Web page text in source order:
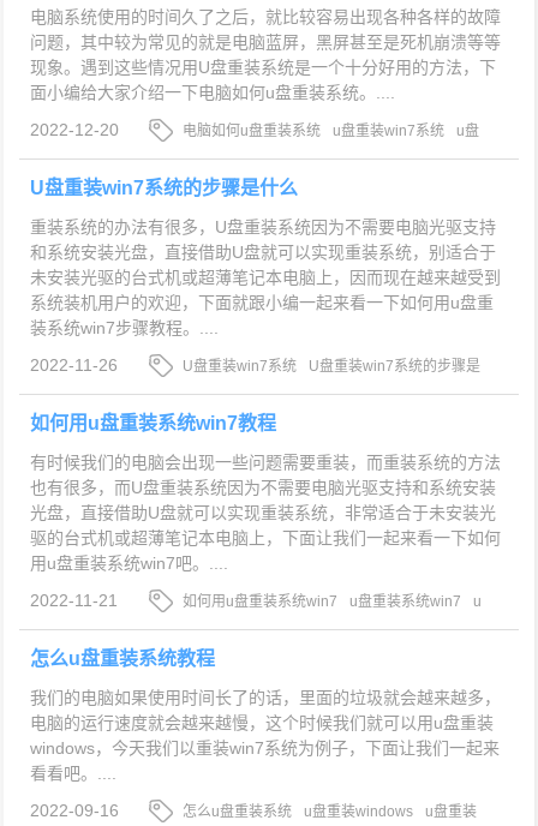
电脑系统使用的时间久了之后，就比较容易出现各种各样的故障
问题，其中较为常见的就是电脑蓝屏，黑屏甚至是死机崩溃等等
现象。遇到这些情况用U盘重装系统是一个十分好用的方法，下
面小编给大家介绍一下电脑如何u盘重装系统。....
2022-12-20
电脑如何u盘重装系统 u盘重装win7系统
u盘
重装win7系统教程
U盘重装win7系统的步骤是什么
重装系统的办法有很多，U盘重装系统因为不需要电脑光驱支持
和系统安装光盘，直接借助U盘就可以实现重装系统，别适合于
未安装光驱的台式机或超薄笔记本电脑上，因而现在越来越受到
系统装机用户的欢迎，下面就跟小编一起来看一下如何用u盘重
装系统win7步骤教程。....
2022-11-26
U盘重装win7系统
U盘重装win7系统的步骤是
什么
U盘重装win7系 统的具体操作
如何用u盘重装系统win7教程
有时候我们的电脑会出现一些问题需要重装，而重装系统的方法
也有很多，而U盘重装系统因为不需要电脑光驱支持和系统安装
光盘，直接借助U盘就可以实现重装系统，非常适合于未安装光
驱的台式机或超薄笔记本电脑上，下面让我们一起来看一下如何
用u盘重装系统win7吧。....
2022-11-21
如何用u盘重装系统win7 u盘重装系统win7
u
盘重装win7系统
怎么u盘重装系统教程
我们的电脑如果使用时间长了的话，里面的垃圾就会越来越多，
电脑的运行速度就会越来越慢，这个时候我们就可以用u盘重装
windows，今天我们以重装win7系统为例子，下面让我们一起来
看看吧。....
2022-09-16
怎么u盘重装系统 u盘重装windows
u盘重装